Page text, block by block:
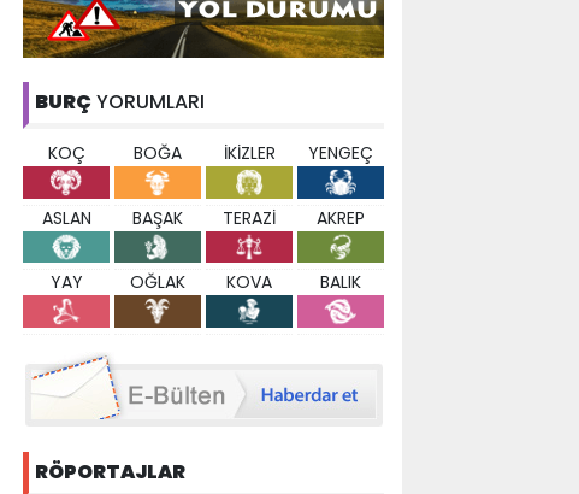
BURÇ YORUMLARI
KOÇ BOĞA İKİZLER YENGEÇ
ASLAN BAŞAK TERAZİ AKREP
YAY OĞLAK KOVA BALIK
RÖPORTAJLAR